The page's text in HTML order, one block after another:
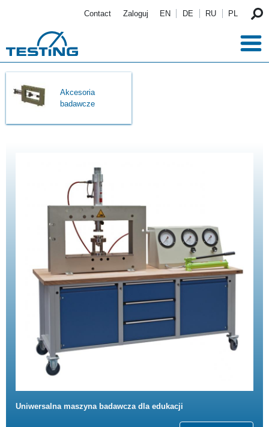
Contact Zaloguj EN DE RU PL
Akcesoria
badawcze
Uniwersalna maszyna badawcza dla edukacji